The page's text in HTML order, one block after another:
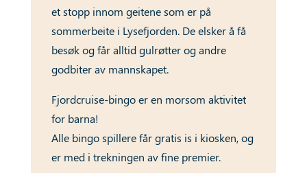
et stopp innom geitene som er på
sommerbeite i Lysefjorden. De elsker å få
besøk og får alltid gulrøtter og andre
godbiter av mannskapet.
Fjordcruise-bingo er en morsom aktivitet
for barna!
Alle bingo spillere får gratis is i kiosken, og
er med i trekningen av fine premier.